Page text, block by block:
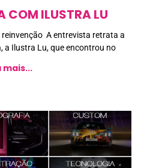
COM ILUSTRA LU
A entrevista retrata a
a Ilustra Lu, que encontrou no
mais...